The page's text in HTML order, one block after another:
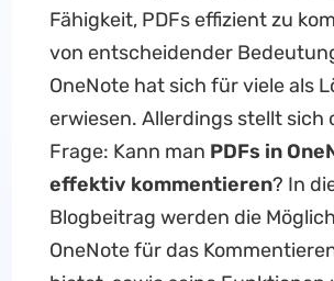
Fähigkeit, PDFs effizient zu
von entscheidender
OneNote hat sich für viele als
erwiesen. Allerdings stellt sich
Frage: Kann man PDFs in
effektiv kommentieren? In
Blogbeitrag werden die
OneNote für das